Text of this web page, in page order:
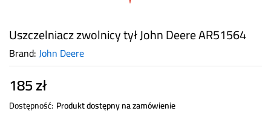
Uszczelniacz zwolnicy tył John Deere AR51564
Brand:John Deere
185zł
Dostępność: Produkt dostępny na zamówienie